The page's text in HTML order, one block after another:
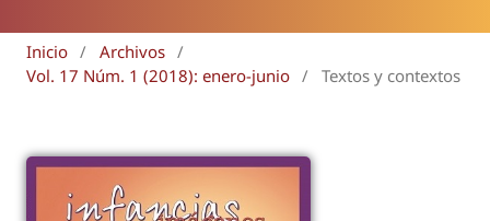
Inicio / Archivos /
Vol. 17 Núm. 1 (2018): enero-junio / Textos y contextos